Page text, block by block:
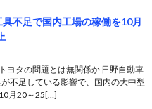
不足で国内工場の稼働を10月
ヨタの問題とは無関係か 日野自動車
不足している影響で、国内の大中型
月20～25[…]